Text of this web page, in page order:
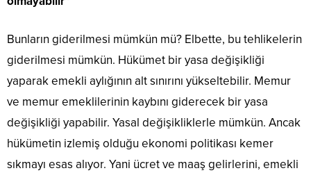
Bunların giderilmesi mümkün mü? Elbette, bu tehlikelerin
giderilmesi mümkün. Hükümet bir yasa değişikliği
yaparak emekli aylığının alt sınırını yükseltebilir. Memur
ve memur emeklilerinin kaybını giderecek bir yasa
değişikliği yapabilir. Yasal değişikliklerle mümkün. Ancak
hükümetin izlemiş olduğu ekonomi politikası kemer
sıkmayı esas alıyor. Yani ücret ve maaş gelirlerini, emekli